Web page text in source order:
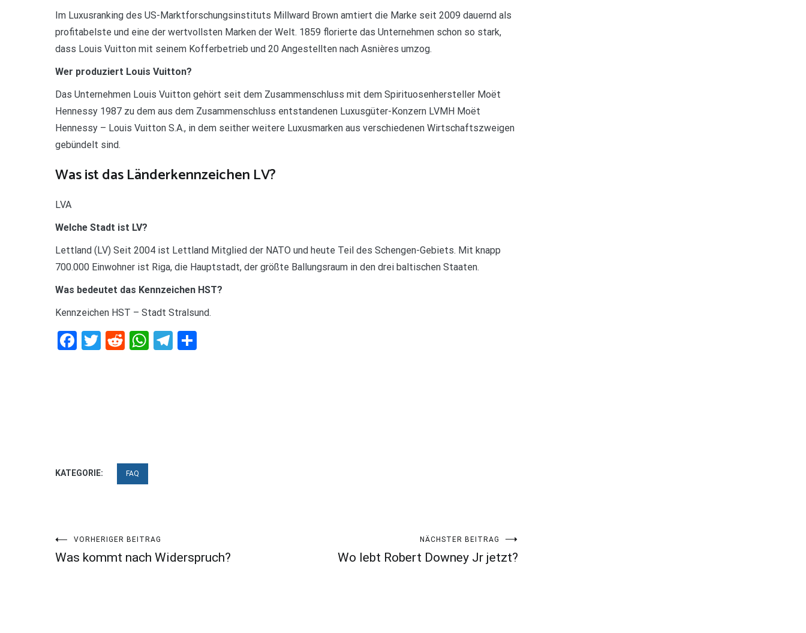
Im Luxusranking des US-Marktforschungsinstituts Millward Brown amtiert die Marke seit 2009 dauernd als
profitabelste und eine der wertvollsten Marken der Welt. 1859 florierte das Unternehmen schon so stark,
dass Louis Vuitton mit seinem Kofferbetrieb und 20 Angestellten nach Asnières umzog.
Wer produziert Louis Vuitton?
Das Unternehmen Louis Vuitton gehört seit dem Zusammenschluss mit dem Spirituosenhersteller Moët
Hennessy 1987 zu dem aus dem Zusammenschluss entstandenen Luxusgüter-Konzern LVMH Moët
Hennessy – Louis Vuitton S.A., in dem seither weitere Luxusmarken aus verschiedenen Wirtschaftszweigen
gebündelt sind.
Was ist das Länderkennzeichen LV?
LVA
Welche Stadt ist LV?
Lettland (LV) Seit 2004 ist Lettland Mitglied der NATO und heute Teil des Schengen-Gebiets. Mit knapp
700.000 Einwohner ist Riga, die Hauptstadt, der größte Ballungsraum in den drei baltischen Staaten.
Was bedeutet das Kennzeichen HST?
Kennzeichen HST – Stadt Stralsund.
Facebook
Twitter
RedditWhatsApp
Telegram
KATEGORIE: FAQ
Beitragsnavigation
VORHERIGER BEITRAG
Was kommt nach Widerspruch?
NÄCHSTER BEITRAG
Wo lebt Robert Downey Jr jetzt?